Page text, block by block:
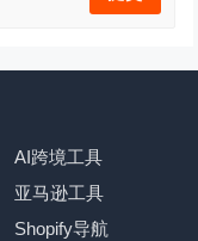
AI跨境工具
亚马逊工具
Shopify导航